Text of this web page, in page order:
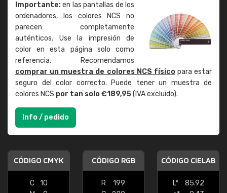
Importante:en las pantallas de los
ordenadores, los colores NCS no
parecen completamente
auténticos. Use la impresión de
color en esta página solo como
referencia. Recomendamos
comprar un muestra de colores NCS físicopara estar
seguro del color correcto. Puede tener un muestra de
colores NCS por tan solo €189,95(IVA excluido).
Info / pedido
CÓDIGO CMYK
C
10
CÓDIGO RGB
R
199
CÓDIGO CIELAB
L*
85.92